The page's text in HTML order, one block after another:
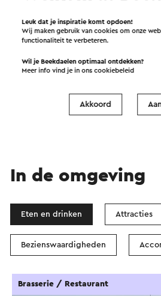
©
Start de
Filters
In de omgeving
Eten en drinken Attracties
Bezienswaardigheden
Brasserie / Restaurant
Leuk dat je inspiratie komt opdoen!
Wij maken gebruik van cookies om onze
functionaliteit te verbeteren.
Wil je Beekdaelen optimaal ontdekken?
Meer info vind je in onscookiebeleid
Akkoord